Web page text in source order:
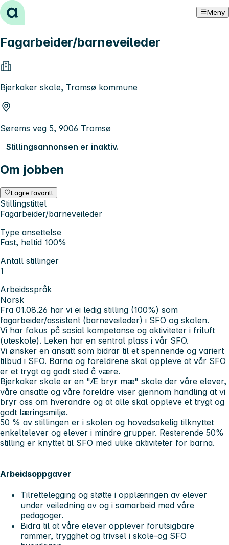
Hopp til innhold Meny
Fagarbeider/barneveileder
Bjerkaker skole, Tromsø kommune
Sørems veg 5, 9006 Tromsø
Stillingsannonsen er inaktiv.
Om jobben
Lagre favoritt
Stillingstittel
Fagarbeider/barneveileder
Type ansettelse
Fast, heltid 100%
Antall stillinger
1
Arbeidsspråk
Norsk
Fra 01.08.26 har vi ei ledig stilling (100%) som
fagarbeider/assistent (barneveileder) i SFO og skolen.
Vi har fokus på sosial kompetanse og aktiviteter i friluft
(uteskole). Leken har en sentral plass i vår SFO.
Vi ønsker en ansatt som bidrar til et spennende og variert
tilbud i SFO. Barna og foreldrene skal oppleve at vår SFO
er et trygt og godt sted å være.
Bjerkaker skole er en "Æ bryr mæ" skole der våre elever,
våre ansatte og våre foreldre viser gjennom handling at vi
bryr oss om hverandre og at alle skal oppleve et trygt og
godt læringsmiljø.
50 % av stillingen er i skolen og hovedsakelig tilknyttet
enkeltelever og elever i mindre grupper. Resterende 50%
stilling er knyttet til SFO med ulike aktiviteter for barna.
Arbeidsoppgaver
Tilrettelegging og støtte i opplæringen av elever
under veiledning av og i samarbeid med våre
pedagoger.
Bidra til at våre elever opplever forutsigbare
rammer, trygghet og trivsel i skole-og SFO